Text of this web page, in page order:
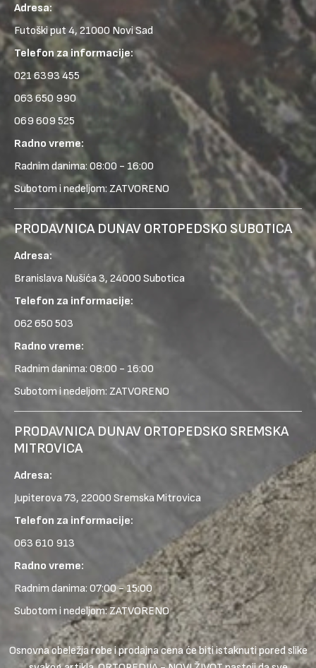
Adresa:
Futoški put 4, 21000 Novi Sad
Telefon za informacije:
021 6393 455
063 650 990
069 609 525
Radno vreme:
Radnim danima: 08:00 - 16:00
Subotom i nedeljom: ZATVORENO
PRODAVNICA DUNAV ORTOPEDSKO SUBOTICA
Adresa:
Branislava Nušića 3, 24000 Subotica
Telefon za informacije:
062 650 503
Radno vreme:
Radnim danima: 08:00 - 16:00
Subotom i nedeljom: ZATVORENO
PRODAVNICA DUNAV ORTOPEDSKO SREMSKA
MITROVICA
Adresa:
Jupiterova 73, 22000 Sremska Mitrovica
Telefon za informacije:
063 610 913
Radno vreme:
Radnim danima: 07:00 - 15:00
Subotom i nedeljom: ZATVORENO
Osnovna obeležja robe i prodajna cena će biti istaknuti pored slike